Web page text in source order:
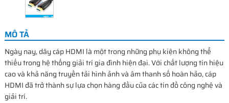
MÔ TẢ
Ngày nay, dây cáp HDMI là một trong những phụ kiện không thể
thiếu trong hệ thống giải trí gia đình hiện đại. Với chất lượng tín hiệu
cao và khả năng truyền tải hình ảnh và âm thanh số hoàn hảo, cáp
HDMI đã trở thành sự lựa chọn hàng đầu của các tín đồ công nghệ và
giải trí.